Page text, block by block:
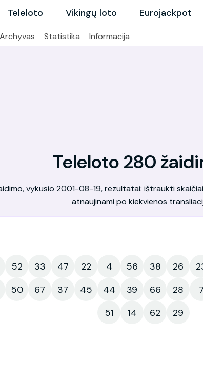
Teleloto Vikingų loto Eurojackpot
Archyvas Statistika Informacija
Teleloto 280
vykusio 2001-08-19, rezultatai: ištraukti
atnaujinami po kiekvienos
52 33 47 22 4 56 38 26
50 67 37 45 44 39 66 28 7
51
14 62 29